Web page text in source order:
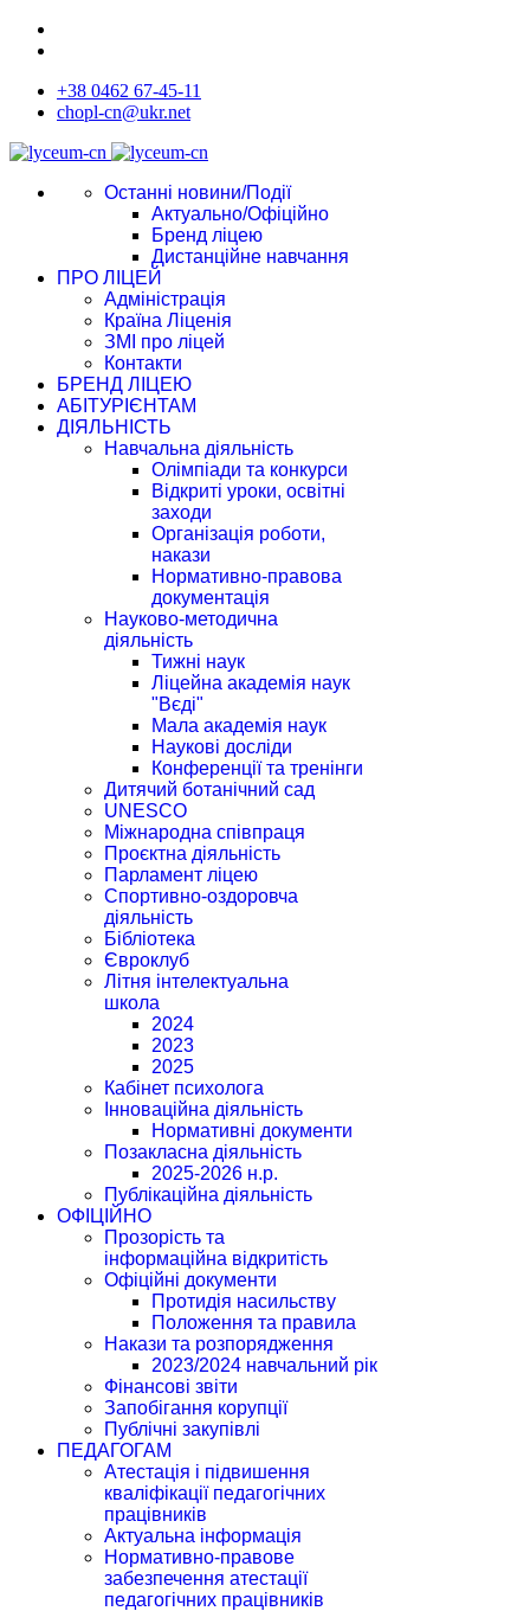
+38 0462 67-45-11
chopl-cn@ukr.net
Останні новини/Події
Актуально/Офіційно
Бренд ліцею
Дистанційне навчання
ПРО ЛІЦЕЙ
Адміністрація
Країна Ліценія
ЗМІ про ліцей
Контакти
БРЕНД ЛІЦЕЮ
АБІТУРІЄНТАМ
ДІЯЛЬНІСТЬ
Навчальна діяльність
Олімпіади та конкурси
Відкриті уроки, освітні
заходи
Організація роботи,
накази
Нормативно-правова
документація
Науково-методична
діяльність
Тижні наук
Ліцейна академія наук
"Вєді"
Мала академія наук
Наукові досліди
Конференції та тренінги
Дитячий ботанічний сад
UNESCO
Міжнародна співпраця
Проєктна діяльність
Парламент ліцею
Спортивно-оздоровча
діяльність
Бібліотека
Євроклуб
Літня інтелектуальна
школа
2024
2023
2025
Кабінет психолога
Інноваційна діяльність
Нормативні документи
Позакласна діяльність
2025-2026 н.р.
Публікаційна діяльність
ОФІЦІЙНО
Прозорість та
інформаційна відкритість
Офіційні документи
Протидія насильству
Положення та правила
Накази та розпорядження
2023/2024 навчальний рік
Фінансові звіти
Запобігання корупції
Публічні закупівлі
ПЕДАГОГАМ
Атестація і підвишення
кваліфікації педагогічних
працівників
Актуальна інформація
Нормативно-правове
забезпечення атестації
педагогічних працівників